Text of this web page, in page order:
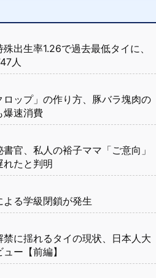
出生率1.26で過去最低タイに、
人
ップ」の作り方、豚バラ塊肉の
爆速消費
官、私人の裕子ママ「ご意向」
れたと判明
よる学級閉鎖が発生
禁に揺れるタイの現状、日本人大
ー【前編】